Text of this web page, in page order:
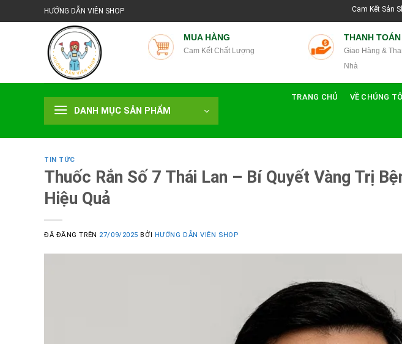
đến
HƯỚNG DẪN VIÊN SHOP Cam Kết Sản Shẩm Chính Hãng
MUA HÀNG
Cam Kết Chất Lượng
THANH TOÁN
Giao Hàng &
Nhà
DANH MỤC SẢN PHẨM
TRANG CHỦ VỀ CHÚNG
TIN TỨC
Thuốc Rắn Số 7 Thái Lan – Bí Quyết Vàng Trị
Hiệu Quả
ĐÃ ĐĂNG TRÊN 27/09/2025 BỞI HƯỚNG DẪN VIÊN SHOP